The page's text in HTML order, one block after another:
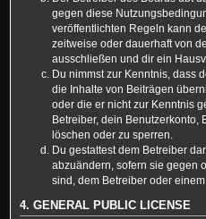
gegen diese
veröffentlichten Regeln kann
zeitweise oder dauerhaft von
ausschließen und dir ein
Du nimmst zur Kenntnis, dass
die Inhalte von Beiträgen
oder die er nicht zur Kenntnis
Betreiber, dein Benutzerkonto,
löschen oder zu sperren.
Du gestattest dem Betreiber
abzuändern, sofern sie gegen
sind, dem Betreiber oder
4. GENERAL PUBLIC LICENSE